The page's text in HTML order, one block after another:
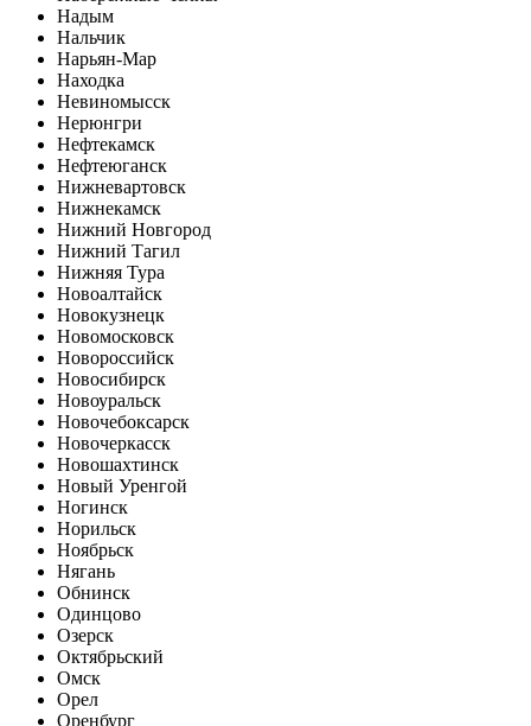
Надым
Нальчик
Нарьян-Мар
Находка
Невиномысск
Нерюнгри
Нефтекамск
Нефтеюганск
Нижневартовск
Нижнекамск
Нижний Новгород
Нижний Тагил
Нижняя Тура
Новоалтайск
Новокузнецк
Новомосковск
Новороссийск
Новосибирск
Новоуральск
Новочебоксарск
Новочеркасск
Новошахтинск
Новый Уренгой
Ногинск
Норильск
Ноябрьск
Нягань
Обнинск
Одинцово
Озерск
Октябрьский
Омск
Орел
Оренбург